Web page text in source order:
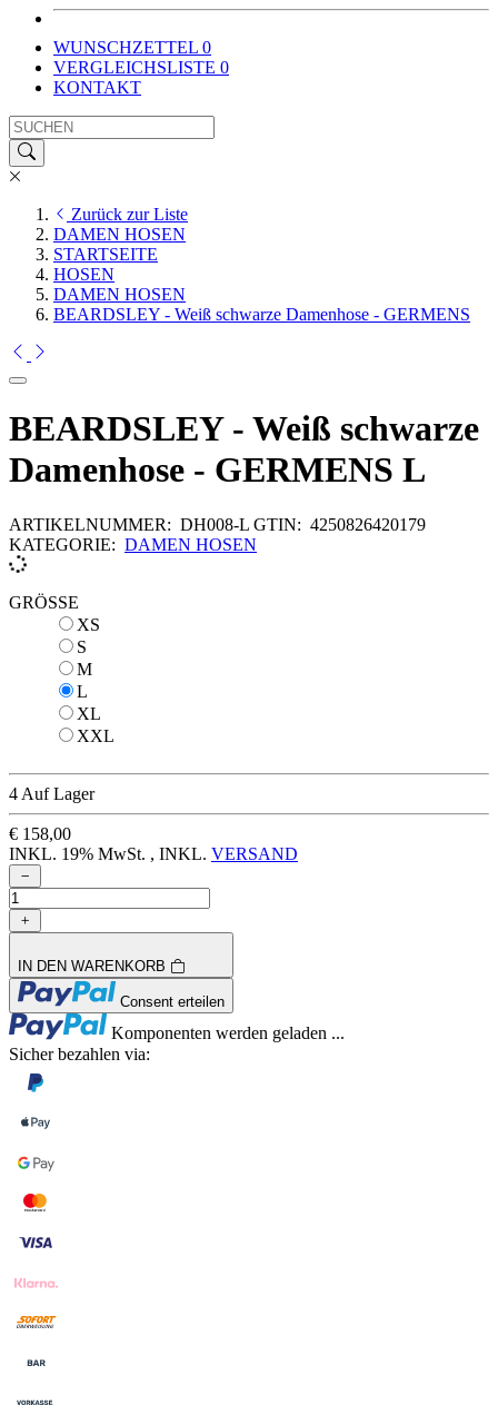
WUNSCHZETTEL 0
VERGLEICHSLISTE 0
KONTAKT
Zurück zur Liste
DAMEN HOSEN
STARTSEITE
HOSEN
DAMEN HOSEN
BEARDSLEY - Weiß schwarze Damenhose - GERMENS
BEARDSLEY - Weiß schwarze
Damenhose - GERMENS L
ARTIKELNUMMER: DH008-L GTIN: 4250826420179
KATEGORIE: DAMEN HOSEN
GRÖSSE
XS
S
MM
L
XL
XXL
4 Auf Lager
€ 158,00
INKL. 19% MwSt. , INKL. VERSAND
IN DEN WARENKORB
Consent erteilen
Loading...
Komponenten werden geladen ...
Sicher bezahlen via: